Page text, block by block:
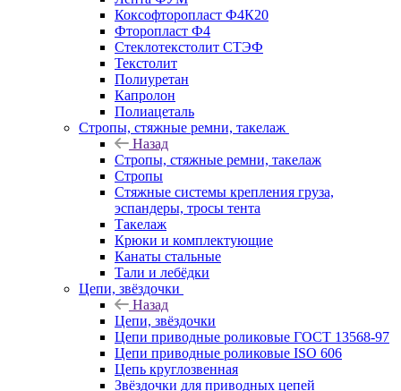
Коксофторопласт Ф4К20
Фторопласт Ф4
Стеклотекстолит СТЭФ
Текстолит
Полиуретан
Капролон
Полиацеталь
Стропы, стяжные ремни, такелаж
Назад
Стропы, стяжные ремни, такелаж
Стропы
Стяжные системы крепления груза,
эспандеры, тросы тента
Такелаж
Крюки и комплектующие
Канаты стальные
Тали и лебёдки
Цепи, звёздочки
Назад
Цепи, звёздочки
Цепи приводные роликовые ГОСТ 13568-97
Цепи приводные роликовые ISO 606
Цепь круглозвенная
Звёздочки для приводных цепей